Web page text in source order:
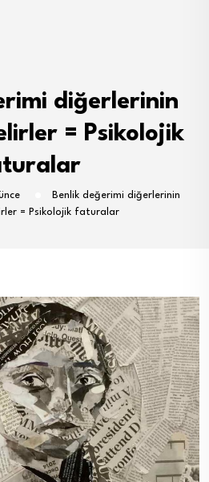
diğerlerinin
= Psikolojik
Benlik değerimi diğerlerinin
= Psikolojik faturalar